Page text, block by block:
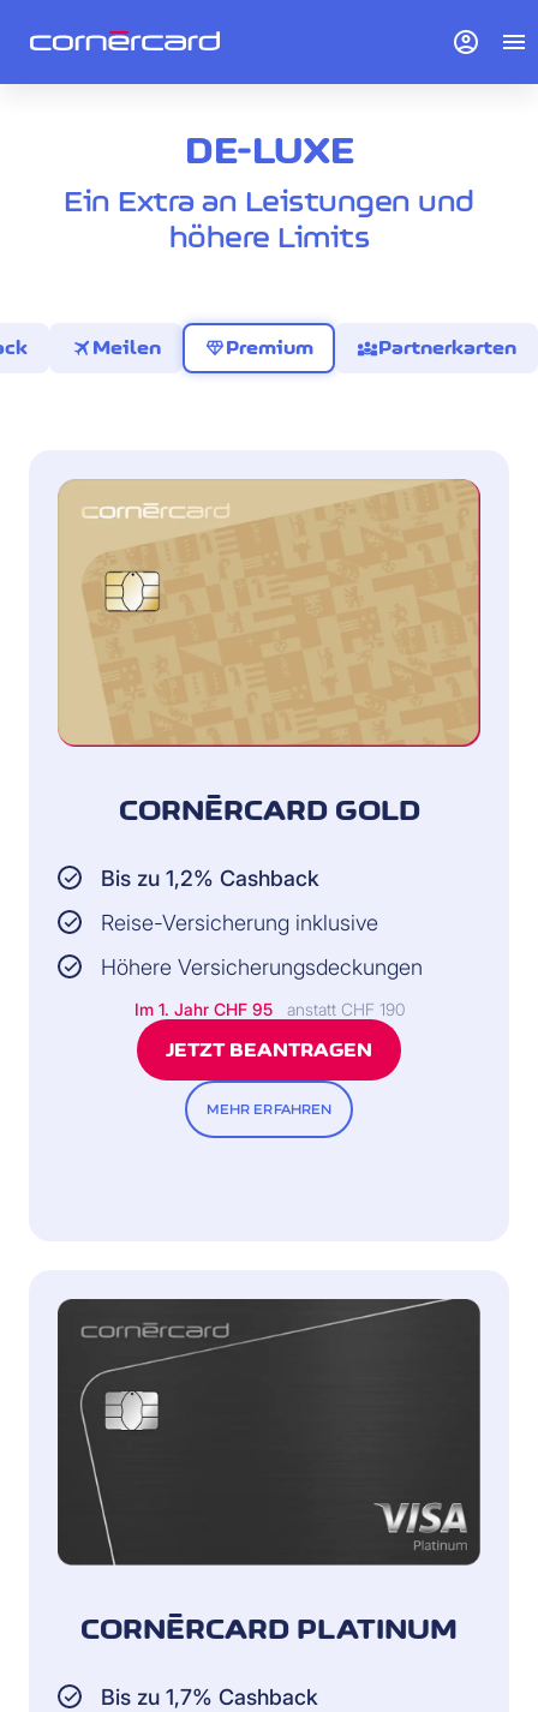
DE-LUXE
Ein Extra an Leistungen und
höhere Limits
travel Meilen diamondPremium diversity_3Partnerkarten
CORNÈRCARD GOLD
Bis zu 1,2% Cashback
Reise-Versicherung inklusive
Höhere Versicherungsdeckungen
Im 1. Jahr CHF 95 anstatt CHF 190
JETZT BEANTRAGEN
MEHR ERFAHREN
CORNÈRCARD PLATINUM
Bis zu 1,7% Cashback
account_circle menu